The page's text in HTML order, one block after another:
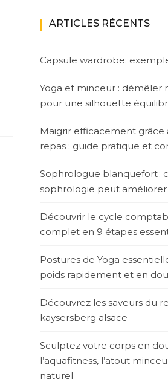
ARTICLES RÉCENTS
Capsule wardrobe:
Yoga et minceur : démêler
pour une silhouette
Maigrir efficacement grâce
repas : guide pratique et
Sophrologue blanquefort :
sophrologie peut
Découvrir le cycle
complet en 9 étapes
Postures de Yoga
poids rapidement et en
Découvrez les saveurs du
kaysersberg alsace
Sculptez votre corps en
l’aquafitness, l’atout
naturel